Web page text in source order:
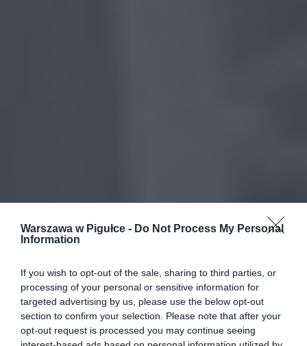
Warszawa w Pigułce - Do Not Process My Personal
Information
If you wish to opt-out of the sale, sharing to third parties, or
processing of your personal or sensitive information for
targeted advertising by us, please use the below opt-out
section to confirm your selection. Please note that after your
opt-out request is processed you may continue seeing